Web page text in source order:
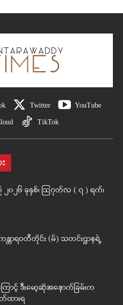
Twitter YouTube
TikTok
၂၀၂၆ ခုနှစ်၊ ဩဂုတ်လ ( ၇ ) ရက်၊
ရဝတီတိုင်း (မ်) သတင်းဌာနရဲ့
င့် ဒီးမော့ဆိုအနောက်ခြမ်းက
ထားရ